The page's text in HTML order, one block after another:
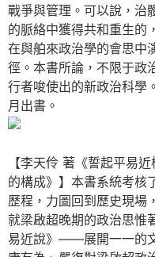
戰爭與管理。可以說，治
的脈絡中獲得共和重生的
在與舶來政治學的會思中
徑。本書所論，不限于政
行者唆使出的新政治科學
月出書。
【李天伶 著《誓起平易
的構成》】本書系統考
歷程，力圖回到歷史現場
就梁啟超晚期的政治思
易近說》——展開一一的